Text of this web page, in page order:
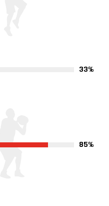
33%
85%